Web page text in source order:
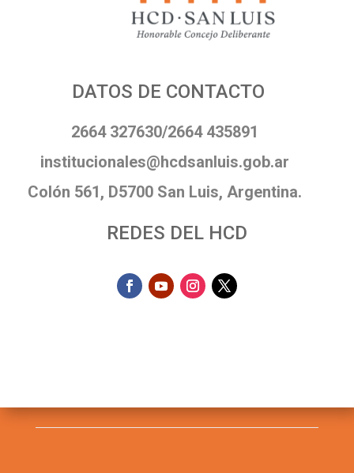
DATOS DE CONTACTO
2664 327630/2664 435891
institucionales@hcdsanluis.gob.ar
Colón 561, D5700 San Luis, Argentina.
REDES DEL HCD